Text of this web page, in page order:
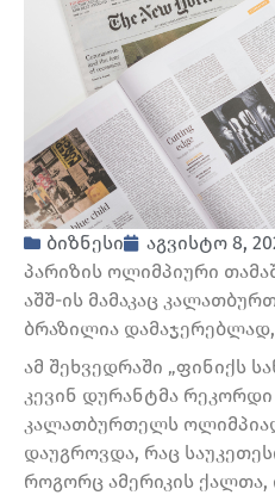
ბიზნესი
აგვისტო 8,
პარიზის ოლიმპიური
აშშ-ის მამაკაც
ბრაზილია დამაჯერებლად,
ამ შეხვედრაში „ფინიქს
კევინ დურანტმა
კალათბურთელს
დაუგროვდა, რაც
როგორც ამერიკის ქალთა,